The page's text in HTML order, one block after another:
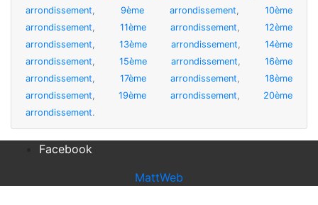
arrondissement, 9ème arrondissement, 10ème
arrondissement, 11ème arrondissement,12ème
arrondissement, 13ème arrondissement, 14ème
arrondissement, 15ème arrondissement, 16ème
arrondissement, 17ème arrondissement,18ème
arrondissement,19ème arrondissement, 20ème
arrondissement.
Facebook
MattWeb